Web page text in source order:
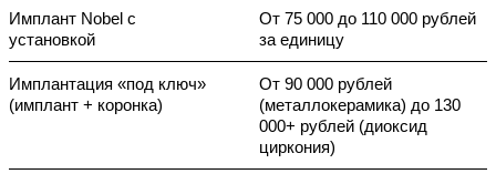
Имплант Nobel с
установкой
От 75 000 до 110 000 рублей
за единицу
Имплантация «под ключ»
(имплант + коронка)
От 90 000 рублей
(металлокерамика) до 130
000+ рублей (диоксид
циркония)